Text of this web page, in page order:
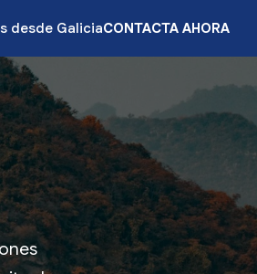
desde GaliciaCONTACTA AHORA